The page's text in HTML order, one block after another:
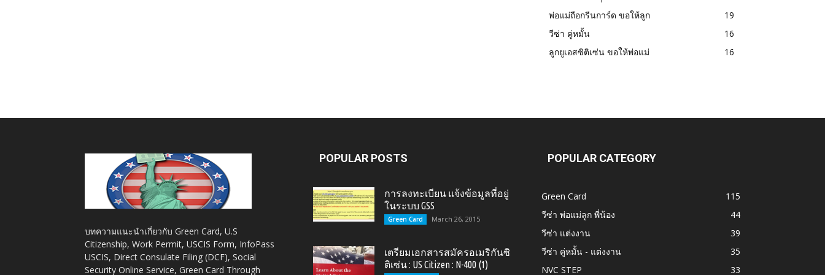
Citizen,
พ่อแม่ถือกรีนการ์ด ขอให้ลูก
19
วีซ่า คู่หมั้น
16
ลูกยูเอสซิติเซ่น ขอให้พ่อแม่
16
บทความแนะนำเกี่ยวกับ Green Card, U.S
Citizenship, Work Permit, USCIS Form, InfoPass
USCIS, Direct Consulate Filing (DCF), Social
Security Online Service, Green Card Through
POPULAR POSTS
การลงทะเบียน แจ้งข้อมูลที่อยู่
ในระบบ GSS
Green Card March 26, 2015
เตรียมเอกสารสมัครอเมริกันซิ
ติเซ่น : US Citizen : N-400 (1)
POPULAR CATEGORY
Green Card
115
วีซ่า พ่อแม่ลูก พี่น้อง
44
วีซ่า แต่งงาน
39
วีซ่า คู่หมั้น - แต่งงาน
35
NVC STEP
33